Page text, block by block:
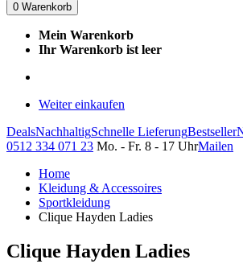
0 Warenkorb
Mein Warenkorb
Ihr Warenkorb ist leer
Weiter einkaufen
DealsNachhaltigSchnelle LieferungBestseller
0512 334 071 23 Mo. - Fr. 8 - 17 UhrMailen
Home
Kleidung & Accessoires
Sportkleidung
Clique Hayden Ladies
Clique Hayden Ladies